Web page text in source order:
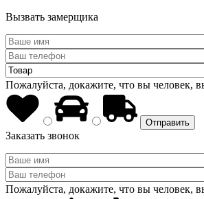
Вызвать замерщика
Пожалуйста, докажите, что вы человек,
Заказать звонок
Пожалуйста, докажите, что вы человек,